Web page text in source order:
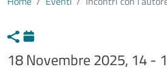
18 Novembre 2025, 14 -